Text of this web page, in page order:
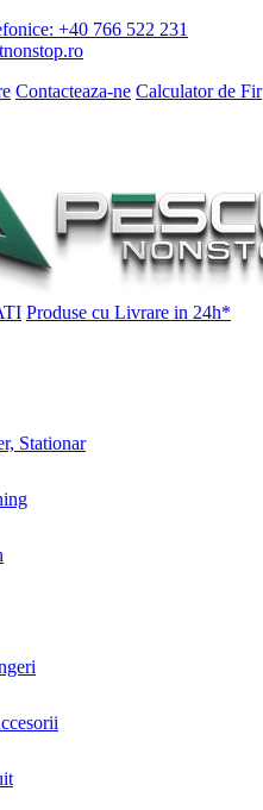
+40 766 522 231
Contacteaza-ne Calculator de Fir
Produse cu Livrare in 24h*
Stationar